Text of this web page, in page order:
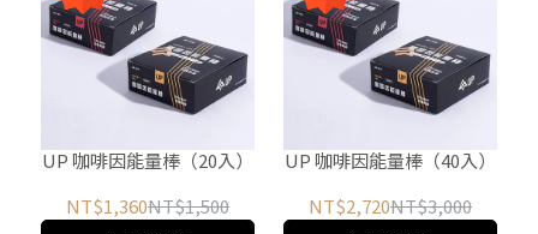
UP 咖啡因能量棒（20入）
NT$1,360NT$1,500
UP 咖啡因能量棒（40入）
NT$2,720NT$3,000